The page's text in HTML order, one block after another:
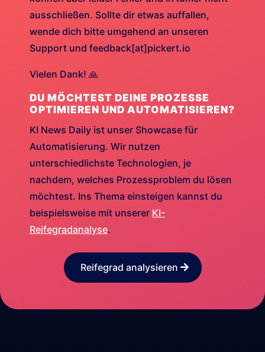
ausschließen. Sollte dir etwas auffallen,
wende dich bitte umgehend an unseren
Support und feedback[at]pickert.io
Vielen Dank! 🙏
DU MÖCHTEST DEINE PROZESSE
OPTIMIEREN UND AUTOMATISIEREN?
KI News Daily ist unser Showcase für
Automatisierung. Wir nutzen
unterschiedlichste Technologien, je
nachdem, welches Prozessproblem du lösen
möchtest. Ins Thema einsteigen kannst du
beispielsweise mit unserer KI-
Reifegradanalyse.
Reifegrad analysieren